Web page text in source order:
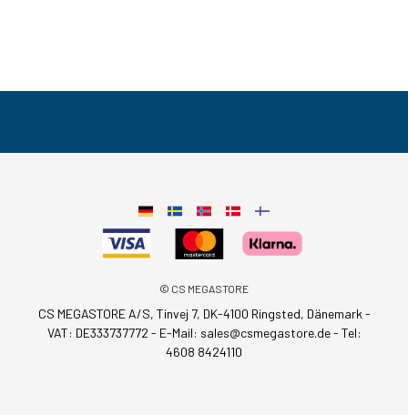
© CS MEGASTORE
CS MEGASTORE A/S, Tinvej 7, DK-4100 Ringsted, Dänemark -
VAT: DE333737772 - E-Mail: sales@csmegastore.de- Tel:
4608 8424110